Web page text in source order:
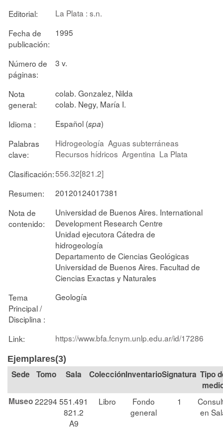
Editorial:
La Plata : s.n.
Fecha de
publicación:
1995
Número de
páginas:
3 v.
Nota
general:
colab. Gonzalez, Nilda
colab. Negy, María I.
Idioma :
Español (spa)
Palabras
clave:
Hidrogeología Aguas subterráneas
Recursos hídricos Argentina La Plata
Clasificación:556.32[821.2]
Resumen:
20120124017381
Nota de
contenido:
Universidad de Buenos Aires. International
Development Research Centre
Unidad ejecutora Cátedra de
hidrogeología
Departamento de Ciencias Geológicas
Universidad de Buenos Aires. Facultad de
Ciencias Exactas y Naturales
Tema
Principal /
Disciplina :
Geología
Link: https://www.bfa.fcnym.unlp.edu.ar/id/17286
Ejemplares(3)
Tomo Sala Colección Signatura Tipo
Museo22294 551.491
821.2
A9
Libro
Fondo
general
1
en